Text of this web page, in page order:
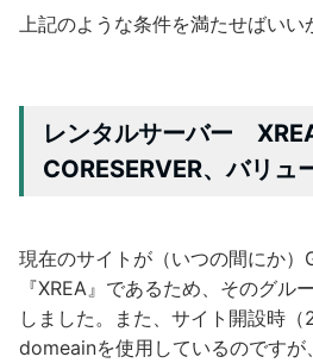
上記のような条件を満たせばいい
レンタルサーバー XREA
CORESERVER、バリュ
現在のサイトが（いつの間にか）
『XREA』であるため、そのグル
しました。また、サイト開設時
domeainを使用しているのですが